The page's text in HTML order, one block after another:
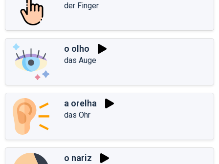
der Finger
o olho
das Auge
a orelha
das Ohr
o nariz